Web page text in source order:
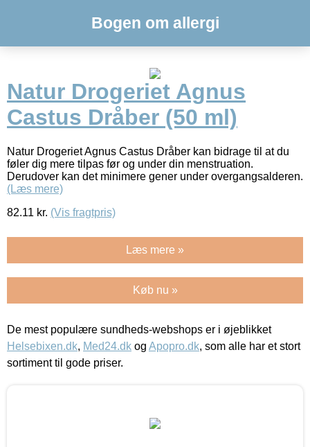
Bogen om allergi
Natur Drogeriet Agnus
Castus Dråber (50 ml)
Natur Drogeriet Agnus Castus Dråber kan bidrage til at du
føler dig mere tilpas før og under din menstruation.
Derudover kan det minimere gener under overgangsalderen.
(Læs mere)
82.11 kr. (Vis fragtpris)
Læs mere »
Køb nu »
De mest populære sundheds-webshops er i øjeblikket
Helsebixen.dk, Med24.dk og Apopro.dk, som alle har et stort
sortiment til gode priser.